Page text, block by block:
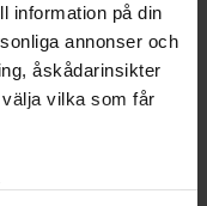
information på din
annonser och
åskådarinsikter
vilka som får